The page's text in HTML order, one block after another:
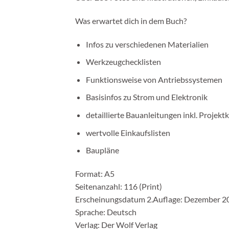
Was erwartet dich in dem Buch?
Infos zu verschiedenen Materialien
Werkzeugchecklisten
Funktionsweise von Antriebssystemen
Basisinfos zu Strom und Elektronik
detaillierte Bauanleitungen inkl.
wertvolle Einkaufslisten
Baupläne
Format: A5
Seitenanzahl: 116 (Print)
Erscheinungsdatum 2.Auflage: Dezember
Sprache: Deutsch
Verlag: Der Wolf Verlag